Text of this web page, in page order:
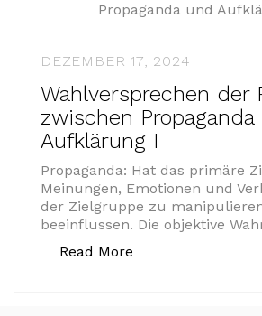
DEZEMBER 17, 2024
Wahlversprechen der
zwischen Propaganda
Aufklärung I
Propaganda: Hat das primäre
Meinungen, Emotionen und
der Zielgruppe zu
beeinflussen. Die objektive
Read More